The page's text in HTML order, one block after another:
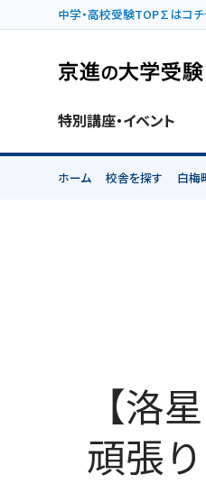
中学・高校受験TOP∑はコチ
特別講座・イベント
ホーム 校舎を探す 白梅
【洛
頑張